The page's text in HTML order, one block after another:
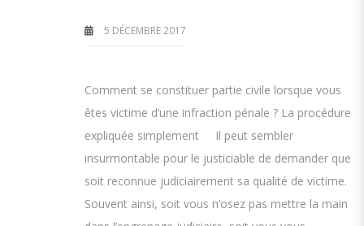
5 DÉCEMBRE 2017
Comment se constituer partie civile lorsque vous
êtes victime d’une infraction pénale ? La procédure
expliquée simplement Il peut sembler
insurmontable pour le justiciable de demander que
soit reconnue judiciairement sa qualité de victime.
Souvent ainsi, soit vous n’osez pas mettre la main